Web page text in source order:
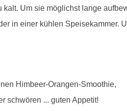
Um sie möglichst lange
in einer kühlen Speisekammer.
Himbeer-Orangen-Smoothie,
schwören ... guten Appetit!